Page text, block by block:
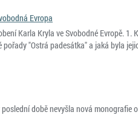
Evropa
Karla Kryla ve Svobodné Evropě.
pořady "Ostrá padesátka" a jaká byla
době nevyšla nová